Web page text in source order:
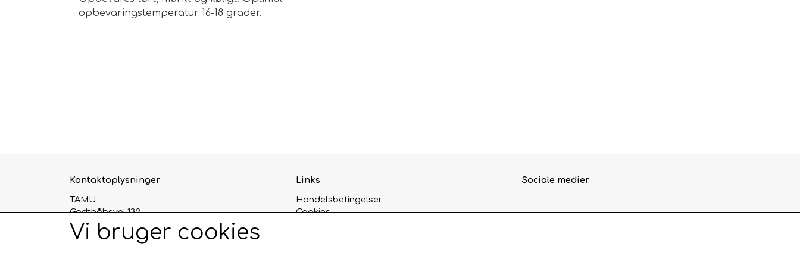
opbevaringstemperatur 16-18 grader.
Kontaktoplysninger
TAMU
Godthåbsvej 132
2000 Frederiksberg
Telefon: 93968838
Links
Handelsbetingelser
Cookies
Sociale medier
Vi bruger cookies